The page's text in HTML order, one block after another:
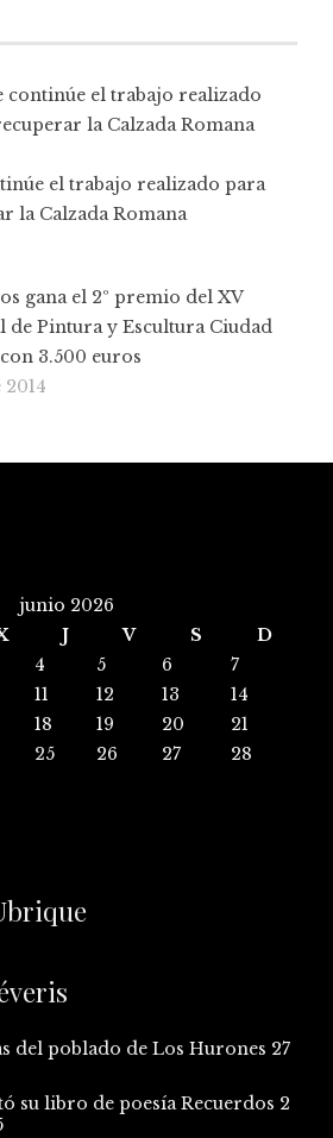
el trabajo realizado para
la Calzada Romana
gana el 2º premio del XV
de Pintura y Escultura Ciudad
3.500 euros
junio 2026
J V S
D
4 5 6
7
11 12 13
14
18 19 20
21
25 26 27
28
del poblado de Los Hurones 27
su libro de poesía Recuerdos 2